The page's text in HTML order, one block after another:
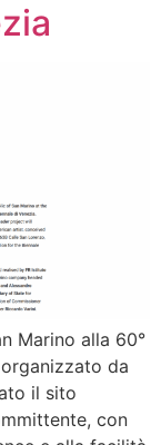
Marino alla 60°
da
il sito
con